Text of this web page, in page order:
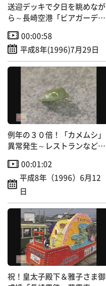
送迎デッキで夕日を眺めなが
ら～長崎空港「ビアガーデ
00:00:58
平成8年(1996)7月29日
例年の３０倍！「カメムシ」
異常発生～レストランなどに
00:01:02
平成8年（1996）6月12
日
祝！皇太子殿下＆雅子さま御